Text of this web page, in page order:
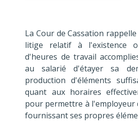
La Cour de Cassation
litige relatif à l'existence
d'heures de travail
au salarié d'étayer sa
production d'éléments
quant aux horaires
pour permettre à l'employeur
fournissant ses propres